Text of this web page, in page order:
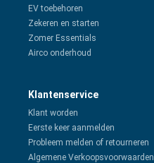
EV toebehoren
Zekeren en starten
Zomer Essentials
Airco onderhoud
Klantenservice
Klant worden
Eerste keer aanmelden
Probleem melden of retourneren
Algemene Verkoopsvoorwaarden